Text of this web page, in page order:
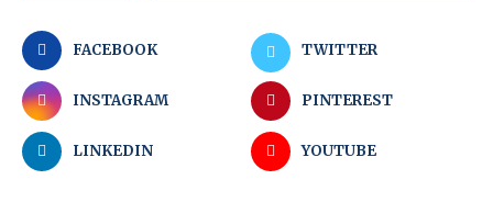
FACEBOOK TWITTER
INSTAGRAM PINTEREST
LINKEDIN YOUTUBE